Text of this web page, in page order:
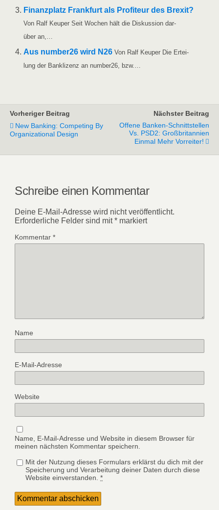
Finanz­platz Frank­furt als Pro­fi­teur des Brexit?
Von Ralf Keu­per Seit Wochen hält die Dis­kus­si­on dar­
über an,…
Aus number26 wird N26 Von Ralf Keu­per Die Ertei­
lung der Bank­li­zenz an number26, bzw.…
Vorheriger Beitrag
New Banking: Competing By
Organizational Design
Nächster Beitrag
Offene Banken-Schnittstellen
Vs. PSD2: Großbritannien
Einmal Mehr Vorreiter!
Schreibe einen Kommentar
Deine E-Mail-Adresse wird nicht veröffentlicht.
Erforderliche Felder sind mit* markiert
Kommentar *
Name
E-Mail-Adresse
Website
Name, E-Mail-Adresse und Website in diesem Browser für
meinen nächsten Kommentar speichern.
Mit der Nutzung dieses Formulars erklärst du dich mit der
Speicherung und Verarbeitung deiner Daten durch diese
Website einverstanden. *